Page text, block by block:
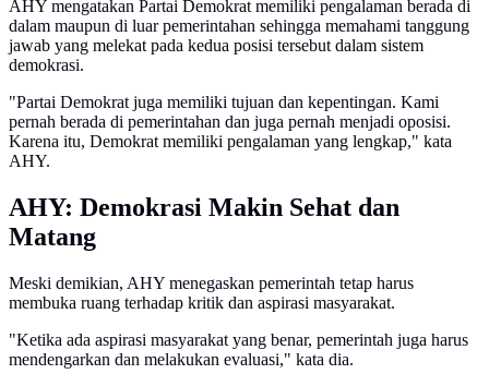
AHY mengatakan Partai Demokrat memiliki pengalaman berada di
dalam maupun di luar pemerintahan sehingga memahami tanggung
jawab yang melekat pada kedua posisi tersebut dalam sistem
demokrasi.
"Partai Demokrat juga memiliki tujuan dan kepentingan. Kami
pernah berada di pemerintahan dan juga pernah menjadi oposisi.
Karena itu, Demokrat memiliki pengalaman yang lengkap," kata
AHY.
AHY: Demokrasi Makin Sehat dan
Matang
Meski demikian, AHY menegaskan pemerintah tetap harus
membuka ruang terhadap kritik dan aspirasi masyarakat.
"Ketika ada aspirasi masyarakat yang benar, pemerintah juga harus
mendengarkan dan melakukan evaluasi," kata dia.